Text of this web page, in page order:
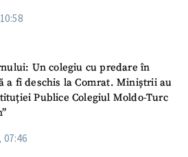
Un colegiu cu predare în
a fi deschis la Comrat. Miniștrii au
Publice Colegiul Moldo-Turc
07:46